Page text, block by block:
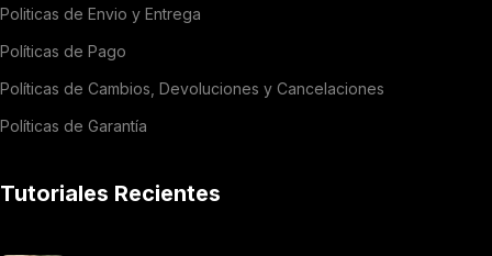
Politicas de Envio y Entrega
Políticas de Pago
Políticas de Cambios, Devoluciones y Cancelaciones
Políticas de Garantía
Tutoriales Recientes